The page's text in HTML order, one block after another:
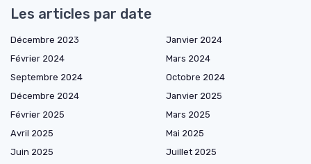
Les articles par date
Décembre 2023
Janvier 2024
Février 2024
Mars 2024
Septembre 2024
Octobre 2024
Décembre 2024
Janvier 2025
Février 2025
Mars 2025
Avril 2025
Mai 2025
Juin 2025
Juillet 2025